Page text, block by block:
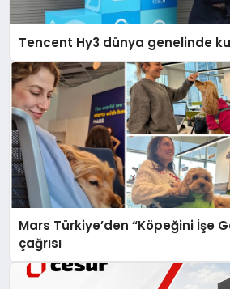
Tencent Hy3 dünya genelinde
Mars Türkiye’den “Köpeğini İşe
çağrısı